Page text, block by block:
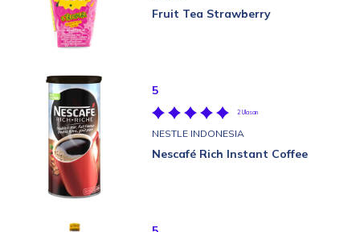
Fruit Tea Strawberry
5
2 Ulasan
NESTLE INDONESIA
Nescafé Rich Instant Coffee